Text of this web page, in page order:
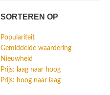
SORTEREN OP
Populariteit
Gemiddelde waardering
Nieuwheid
Prijs: laag naar hoog
Prijs: hoog naar laag